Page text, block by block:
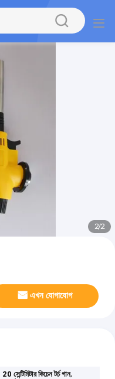
2/2
এখন যোগাযোগ
20 সেন্টিমিটার কিচেন টর্চ গান,